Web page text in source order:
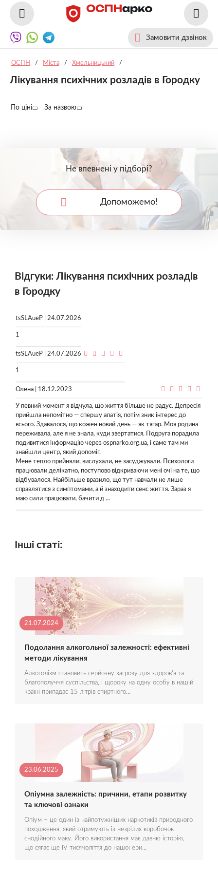
Замовити дзвінок
ОСПН / Міста / Хмельницький /
Лікування психічних розладів в Городку
По ціні За назвою
Не впевнені у підборі?
Допоможемо!
Відгуки: Лікування психічних розладів
в Городку
tsSLAueP | 24.07.2026
1
tsSLAueP | 24.07.2026
1
Олена | 18.12.2023
У певний момент я відчула, що життя більше не радує. Депресія
прийшла непомітно — спершу апатія, потім зник інтерес до
всього. Здавалося, що кожен новий день — як тягар. Моя родина
переживала, але я не знала, куди звертатися. Подруга порадила
подивитися інформацію через ospnarko.org.ua, і саме там ми
знайшли центр, який допоміг.
Мене тепло прийняли, вислухали, не засуджували. Психологи
працювали делікатно, поступово відкриваючи мені очі на те, що
відбувалося. Найбільше вразило, що тут навчали не лише
справлятися з симптомами, а й знаходити сенс життя. Зараз я
маю сили працювати, бачити д ...
Інші статі:
21.07.2024
Подолання алкогольної залежності: ефективні
методи лікування
Алкоголізм становить серйозну загрозу для здоров'я та
благополуччя суспільства, і щороку на одну особу в нашій
країні припадає 15 літрів спиртного…
23.06.2025
Опіумна залежність: причини, етапи розвитку
та ключові ознаки
Опіум – це один із найпотужніших наркотиків природного
походження, який отримують із незрілих коробочок
снодійного маку. Його використання має давню історію,
що сягає ще IV тисячоліття до нашої ери…